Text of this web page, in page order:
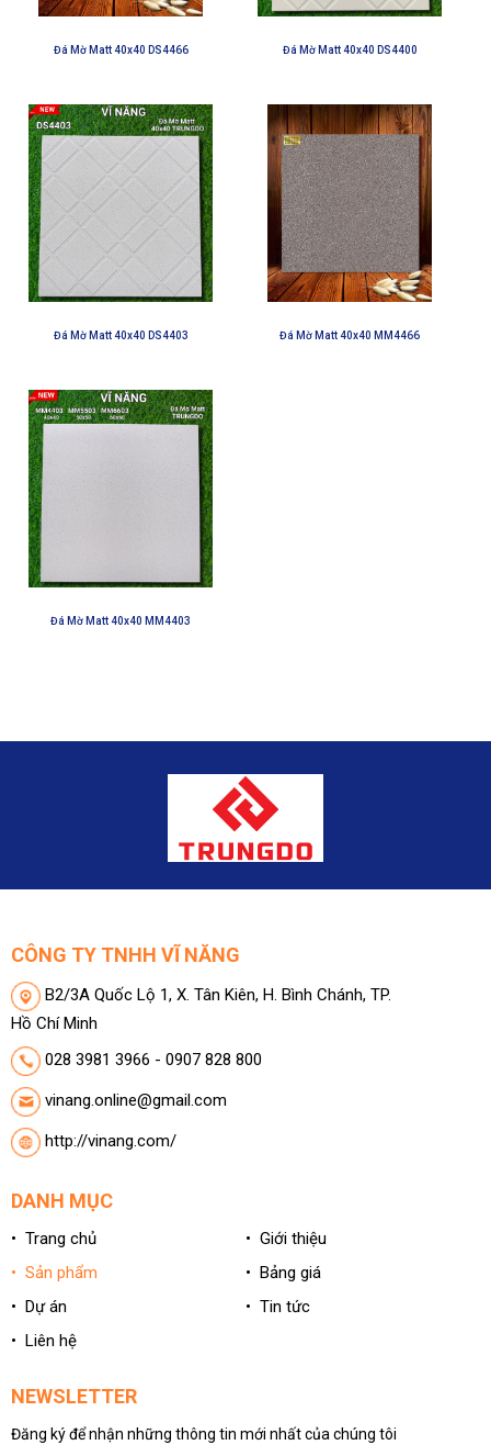
Đá Mờ Matt 40x40 DS4466 Đá Mờ Matt 40x40 DS4400
Đá Mờ Matt 40x40 DS4403 Đá Mờ Matt 40x40 MM4466
Đá Mờ Matt 40x40 MM4403
CÔNG TY TNHH VĨ NĂNG
B2/3A Quốc Lộ 1, X. Tân Kiên, H. Bình Chánh, TP.
Hồ Chí Minh
028 3981 3966 - 0907 828 800
vinang.online@gmail.com
http://vinang.com/
DANH MỤC
• Trang chủ
• Giới thiệu
• Sản phẩm
• Bảng giá
• Dự án
• Tin tức
• Liên hệ
NEWSLETTER
Đăng ký để nhận những thông tin mới nhất của chúng tôi